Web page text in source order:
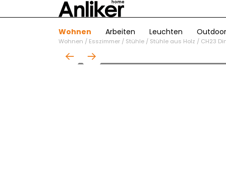
Wohnen Arbeiten Leuchten Outdoor
Wohnen / Esszimmer / Stühle / Stühle aus Holz / CH23